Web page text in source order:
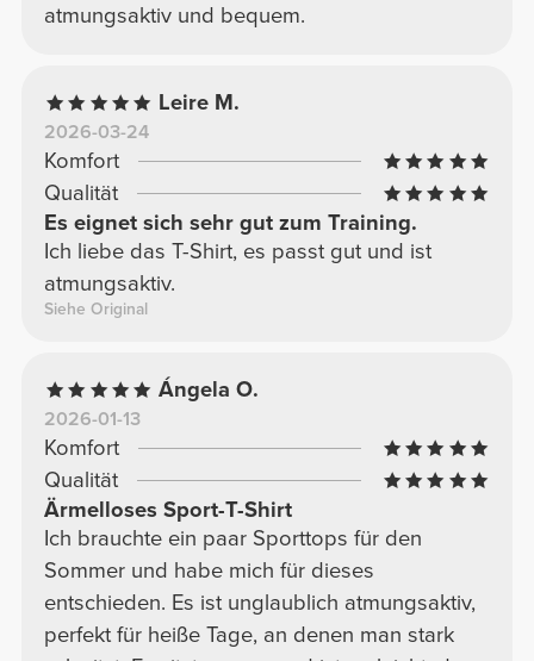
atmungsaktiv und bequem.
Leire M.
2026-03-24
Komfort
Qualität
Es eignet sich sehr gut zum Training.
Ich liebe das T-Shirt, es passt gut und ist
atmungsaktiv.
Siehe Original
Ángela O.
2026-01-13
Komfort
Qualität
Ärmelloses Sport-T-Shirt
Ich brauchte ein paar Sporttops für den
Sommer und habe mich für dieses
entschieden. Es ist unglaublich atmungsaktiv,
perfekt für heiße Tage, an denen man stark